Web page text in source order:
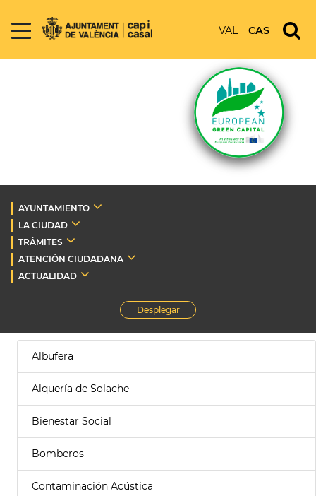
VAL CAS
AYUNTAMIENTO
LA CIUDAD
TRÁMITES
ATENCIÓN CIUDADANA
ACTUALIDAD
Desplegar
Albufera
Alquería de Solache
Bienestar Social
Bomberos
Contaminación Acústica